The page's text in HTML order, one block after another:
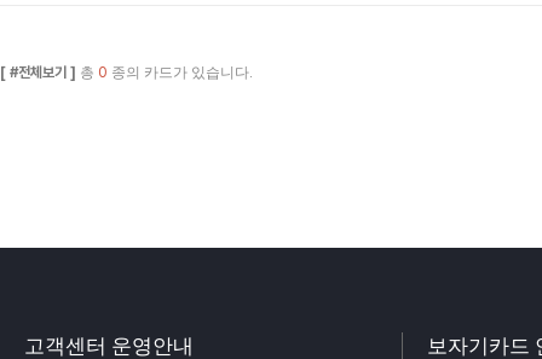
[ #전체보기 ] 총 0 종의 카드가 있습니다.
고객센터 운영안내 보자기카드